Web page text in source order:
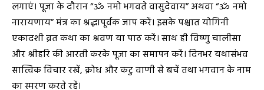
लगाएं। पूजा के दौरान “ॐ नमो भगवते वासुदेवाय” अथवा “ॐ नमो
नारायणाय” मंत्र का श्रद्धापूर्वक जाप करें। इसके पश्चात योगिनी
एकादशी व्रत कथा का श्रवण या पाठ करें। साथ ही विष्णु चालीसा
और श्रीहरि की आरती करके पूजा का समापन करें। दिनभर यथासंभव
सात्विक विचार रखें, क्रोध और कटु वाणी से बचें तथा भगवान के नाम
का स्मरण करते रहें।